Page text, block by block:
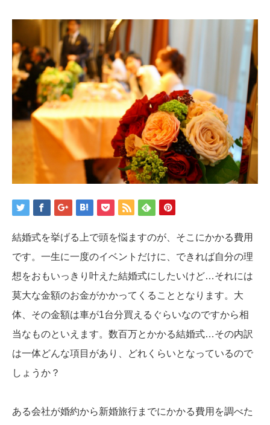
結婚式を挙げる上で頭を悩ますのが、そこにかかる費用
です。一生に一度のイベントだけに、できれば自分の理
想をおもいっきり叶えた結婚式にしたいけど…それには
莫大な金額のお金がかかってくることとなります。大
体、その金額は車が1台分買えるぐらいなのですから相
当なものといえます。数百万とかかる結婚式…その内訳
は一体どんな項目があり、どれくらいとなっているので
しょうか？
ある会社が婚約から新婚旅行までにかかる費用を調べた